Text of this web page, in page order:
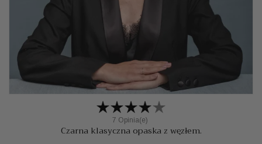
7 Opinia(e)
Czarna klasyczna opaska z węzłem.